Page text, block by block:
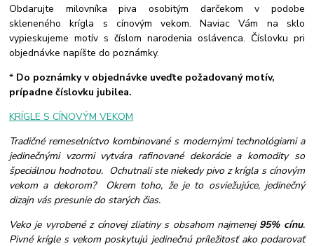
Obdarujte milovníka piva osobitým darčekom v podobe
skleneného krígla s cínovým vekom. Naviac Vám na sklo
vypieskujeme motív s číslom narodenia oslávenca. Číslovku pri
objednávke napíšte do poznámky.
* Do poznámky v objednávke uveďte požadovaný motív,
prípadne číslovku jubilea.
KRÍGLE S CÍNOVÝM VEKOM
Tradičné remeselníctvo kombinované s modernými technológiami a
jedinečnými vzormi vytvára rafinované dekorácie a komodity so
špeciálnou hodnotou. Ochutnali ste niekedy pivo z krígla s cínovým
vekom a dekorom? Okrem toho, že je to osviežujúce, jedinečný
dizajn vás presunie do starých čias.
Veko je vyrobené z cínovej zliatiny s obsahom najmenej 95% cínu.
Pivné krígle s vekom poskytujú jedinečnú príležitosť ako podarovať